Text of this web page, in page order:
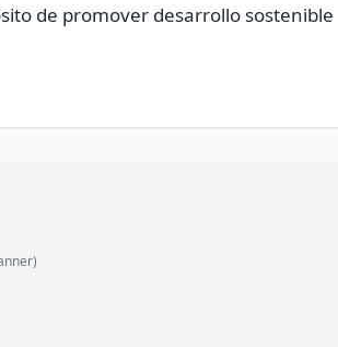
de promover desarrollo sostenible